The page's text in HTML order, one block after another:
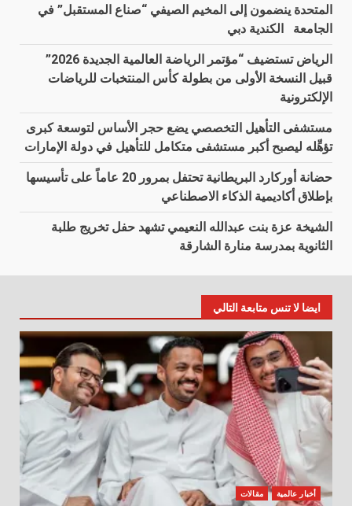
المتحدة ينضمون إلى المخيم الصيفي “صناع المستقبل” في
الجامعة الكندية دبي
الرياض تستضيف “مؤتمر الرياضة العالمية الجديدة 2026”
قبيل النسخة الأولى من بطولة كأس المنتخبات للرياضات
الإلكترونية
مستشفى التأهيل التخصصي يضع حجر الأساس لتوسعة كبرى
تؤهِّله ليصبح أكبر مستشفى متكامل للتأهيل في دولة الإمارات
حضانة أوركارد البريطانية تحتفل بمرور 20 عاماً على تأسيسها
بإطلاق أكاديمية الذكاء الاصطناعي
الشيخة عزة بنت عبدالله النعيمي تشهد حفل تخريج طلبة
الثانوية بمدرسة منارة الشارقة
ايضا لا تنس متابعة التالي
أخبار عالمية مقالات